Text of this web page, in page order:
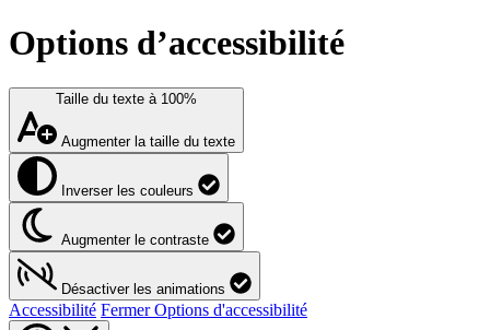
Options d’accessibilité
Taille du texte à 100%
Augmenter la taille du texte
Inverser les couleurs
Augmenter le contraste
Désactiver les animations
Accessibilité Fermer Options d'accessibilité